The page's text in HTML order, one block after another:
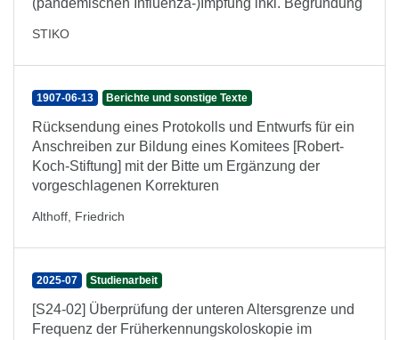
(pandemischen Influenza-)Impfung inkl. Begründung
STIKO
1907-06-13 Berichte und sonstige Texte
Rücksendung eines Protokolls und Entwurfs für ein
Anschreiben zur Bildung eines Komitees [Robert-
Koch-Stiftung] mit der Bitte um Ergänzung der
vorgeschlagenen Korrekturen
Althoff, Friedrich
2025-07 Studienarbeit
[S24-02] Überprüfung der unteren Altersgrenze und
Frequenz der Früherkennungskoloskopie im